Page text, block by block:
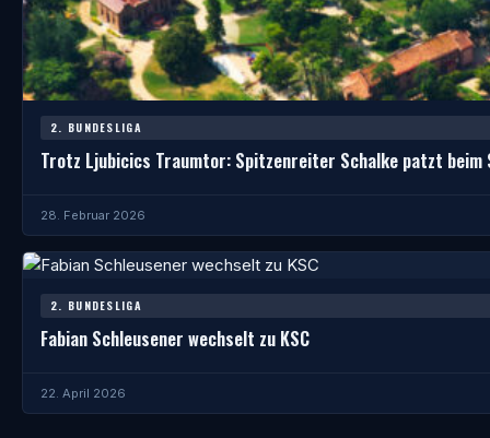
2. BUNDESLIGA
Trotz Ljubicics Traumtor: Spitzenreiter Schalke patzt beim
28. Februar 2026
2. BUNDESLIGA
Fabian Schleusener wechselt zu KSC
22. April 2026